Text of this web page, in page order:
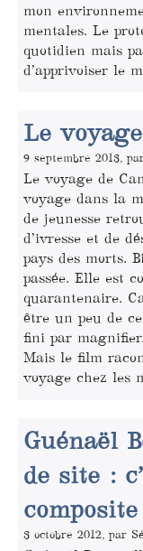
mon
mentales. Le
quotidien mais
d’apprivoiser le
Le
9 septembre 2013,
Le voyage de
voyage dans la
de jeunesse
d’ivresse et de
pays des morts.
passée. Elle est
quarantenaire.
être un peu de
fini par magnifier.
Mais le film
voyage chez les
Guénaël
de site :
composite
3 octobre 2012, par